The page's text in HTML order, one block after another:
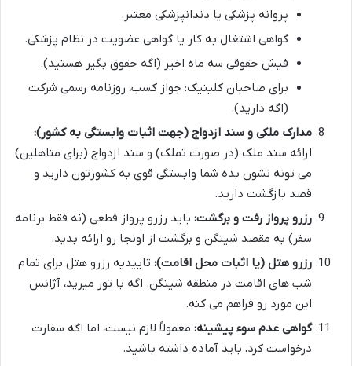
پروانه پزشکی یا دندانپزشکی معتبر.
گواهی اشتغال به کار یا گواهی عضویت در نظام پزشکی.
فیش حقوقی سه ماه اخیر (اگه حقوق بگیر هستید).
برای صاحبان کلینیک: جواز کسب، روزنامه رسمی شرکت
(اگه دارید).
مدارک ملکی و سند ازدواج (جهت اثبات وابستگی به کشور):
ارائه سند ملک (در صورت تملک) و سند ازدواج (برای متاهلین)
می تونه نشون بده شما وابستگی قوی به کشورتون دارید و
قصد بازگشت دارید.
رزرو پرواز رفت و برگشت: باید رزرو پرواز قطعی (نه فقط برنامه
سفر) به مقصد شینگن و برگشت از اونجا رو ارائه بدید.
رزرو هتل (یا اثبات محل اقامت): تاییدیه رزرو هتل برای تمام
شب های اقامت در منطقه شینگن. اگه با تور میرید، آژانس
این مورد رو فراهم می کنه.
گواهی عدم سوء پیشینه: معمولاً لازم نیست، اما اگه سفارت
درخواست کرد، باید آماده داشته باشید.